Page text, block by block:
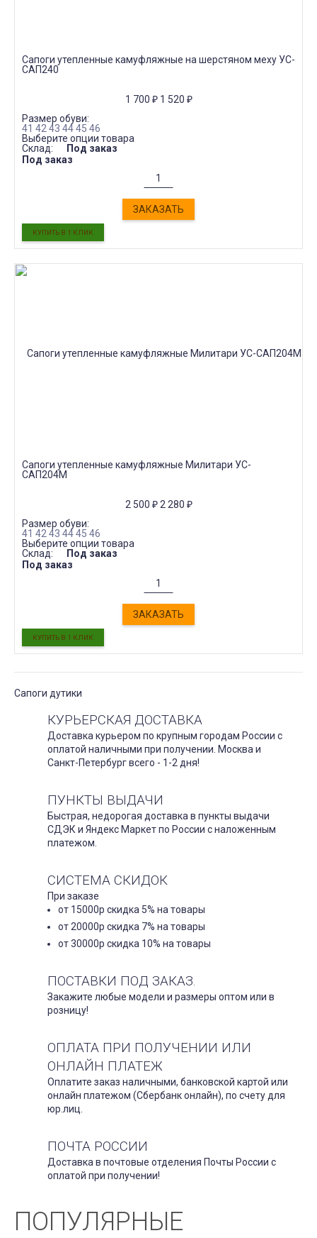
Сапоги утепленные камуфляжные на шерстяном меху УС-
САП240
1 700 ₽ 1 520 ₽
Размер обуви:
41 42 43 4445 46
Выберите опции товара
Склад:
Под заказ
Под заказ
ЗАКАЗАТЬ
Сапоги утепленные камуфляжные Милитари УС-
САП204М
2 500 ₽ 2 280 ₽
Размер обуви:
41 42 43 4445 46
Выберите опции товара
Склад:
Под заказ
Под заказ
ЗАКАЗАТЬ
Сапоги дутики
КУРЬЕРСКАЯ ДОСТАВКА
Доставка курьером по крупным городам России с
оплатой наличными при получении. Москва и
Санкт-Петербург всего - 1-2 дня!
ПУНКТЫ ВЫДАЧИ
Быстрая, недорогая доставка в пункты выдачи
СДЭК и Яндекс Маркет по России с наложенным
платежом.
СИСТЕМА СКИДОК
При заказе
от 15000р скидка 5% на товары
от 20000р скидка 7% на товары
от 30000р скидка 10% на товары
ПОСТАВКИ ПОД ЗАКАЗ.
Закажите любые модели и размеры оптом или в
розницу!
ОПЛАТА ПРИ ПОЛУЧЕНИИ ИЛИ
ОНЛАЙН ПЛАТЕЖ
Оплатите заказ наличными, банковской картой или
онлайн платежом (Сбербанк онлайн), по счету для
юр.лиц.
ПОЧТА РОССИИ
Доставка в почтовые отделения Почты России с
оплатой при получении!
ПОПУЛЯРНЫЕ